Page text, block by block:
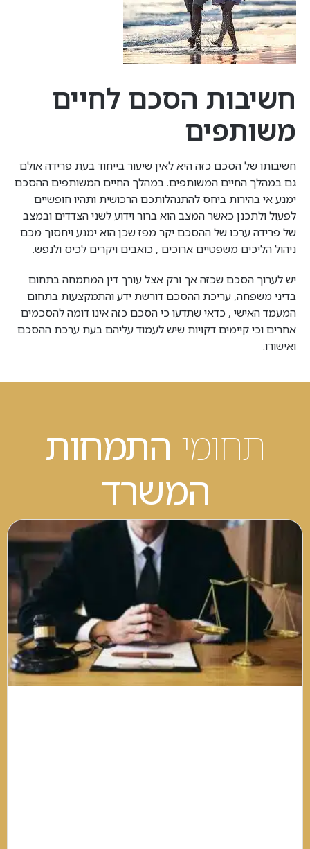
חשיבות הסכם לחיים
משותפים
חשיבותו של הסכם כזה היא לאין שיעור בייחוד בעת פרידה אולם
גם במהלך החיים המשותפים. במהלך החיים המשותפים ההסכם
ימנע אי בהירות ביחס להתנהלותכם הרכושית ותהיו חופשיים
לפעול ולתכנן כאשר המצב הוא ברור וידוע לשני הצדדים ובמצב
של פרידה ערכו של ההסכם יקר מפז שכן הוא ימנע ויחסוך מכם
ניהול הליכים משפטיים ארוכים , כואבים ויקרים לכיס ולנפש.
יש לערוך הסכם שכזה אך ורק אצל עורך דין המתמחה בתחום
בדיני משפחה, עריכת ההסכם דורשת ידע והתמקצעות בתחום
המעמד האישי , כדאי שתדעו כי הסכם כזה אינו דומה להסכמים
אחרים וכי קיימים דקויות שיש לעמוד עליהם בעת ערכת ההסכם
ואישורו.
תחומי התמחות
המשרד